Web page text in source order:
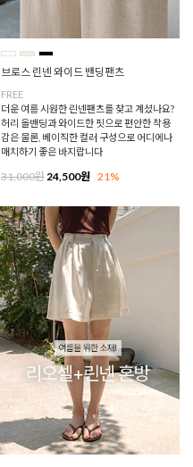
브로스 린넨 와이드 밴딩팬츠
FREE
더운 여름 시원한 린넨팬츠를 찾고 계셨나요?
허리 올밴딩과 와이드한 핏으로 편안한 착용
감은 물론, 베이직한 컬러 구성으로 어디에나
매치하기 좋은 바지랍니다
31,000원 24,500원 21%